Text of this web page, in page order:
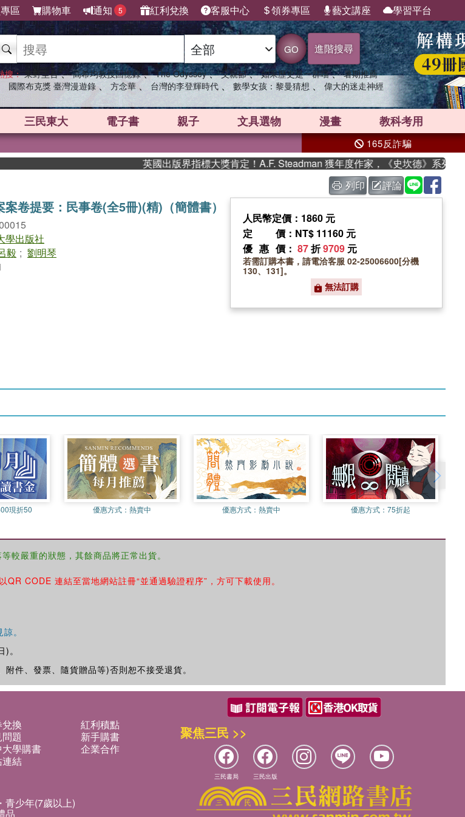
區 購物車 通知 5 紅利兌換 客服中心 領券專區 藝文講座 學習平台
GO 進階搜尋
搜： 東野圭吾 、 高希均教授回憶錄 、 The Odyssey 、 父親節 、 如果歷史是一群喵 、 暑期推薦
國際布克獎 臺灣漫遊錄 、 方念華 、 台灣的李登輝時代 、 數學女孩：黎曼猜想 、 偉大的迷走神經
三民東大 電子書 親子 文具選物 漫畫 教科考用
165反詐騙
英國出版界指標大獎肯定！A.F. Steadman 獲年度作家，《史坎德》系列帶你
列印 評論
卷提要：民事卷(全5冊)(精)（簡體書）
學出版社
毅 ; 劉明琴
人民幣定價：1860 元
定價 ：NT$ 11160 元
優惠價 ： 87折9709 元
若需訂購本書，請電洽客服 02-25006600[分機
130、131]。
無法訂購
現折50 優惠方式： 熱賣中 優惠方式： 熱賣中 優惠方式：75折起
較嚴重的狀態，其餘商品將正常出貨。
CODE 連結至當地網站註冊“並通過驗證程序”，方可下載使用。
。
。
件、發票、隨貨贈品等)否則恕不接受退貨。
換
紅利積點
題
新手購書
大學購書
企業合作
結
青少年(7歲以上)
品
聚焦三民 >>
三民書局 三民出版